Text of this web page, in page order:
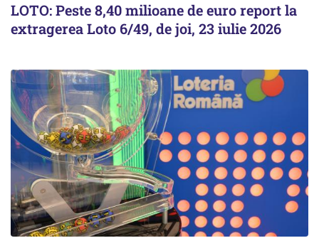
LOTO: Peste 8,40 milioane de euro report la
extragerea Loto 6/49, de joi, 23 iulie 2026